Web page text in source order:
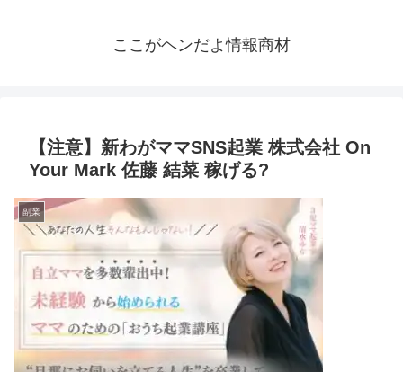
ここがヘンだよ情報商材
【注意】新わがママSNS起業 株式会社 On
Your Mark 佐藤 結菜 稼げる?
副業